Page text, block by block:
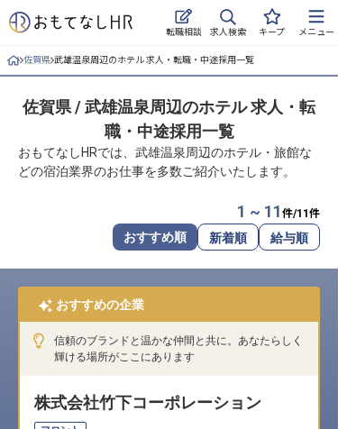
転職相談 求人検索 キープ メニュー
ログイン
求人・施設を探す
キープした求人
おもてなしHRについて
よくある質問
ホテル・宿泊業界情報コラム
佐賀県 武雄温泉周辺のホテル 求人・転職・中途採用一覧
佐賀県 / 武雄温泉周辺のホテル 求人・転
職・中途採用一覧
おもてなしHRでは、武雄温泉周辺のホテル・旅館な
どの宿泊業界のお仕事を多数ご紹介いたします。
1 ~ 11 件/11 件
おすすめ順 新着順 給与順
おすすめの企業
信頼のブランドと温かな仲間と共に。あなたらしく
輝ける場所がここにあります
株式会社竹下コーポレーション